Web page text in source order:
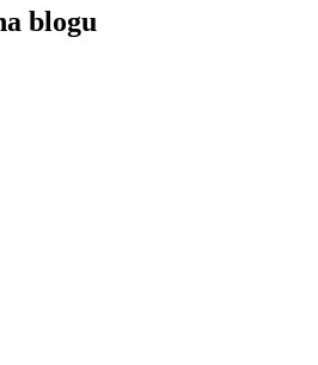
blogu